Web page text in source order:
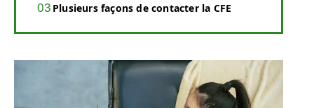
Plusieurs façons de contacter la CFE